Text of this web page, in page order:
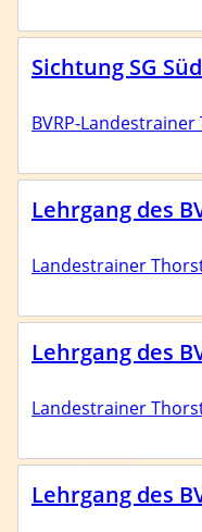
Sichtung SG
BVRP-
Lehrgang des
Landestrainer
Lehrgang des
Landestrainer
Lehrgang des